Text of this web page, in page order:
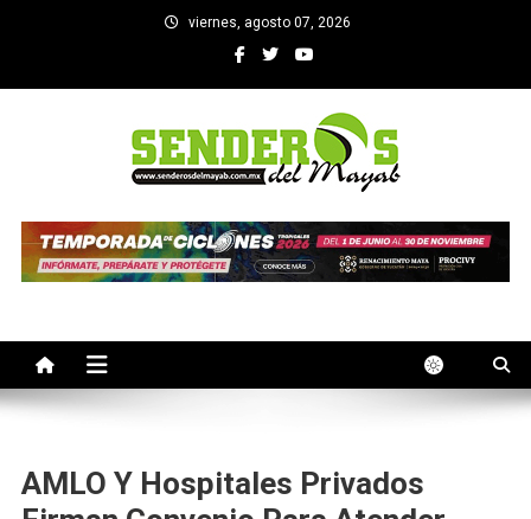
viernes, agosto 07, 2026
SENDEROS DEL MAYAB
AMLO Y Hospitales Privados